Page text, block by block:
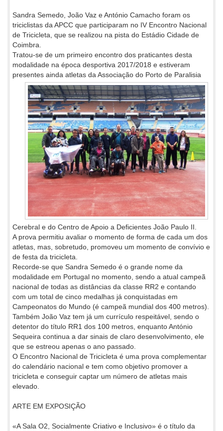
Sandra Semedo, João Vaz e António Camacho foram os
triciclistas da APCC que participaram no IV Encontro Nacional
de Tricicleta, que se realizou na pista do Estádio Cidade de
Coimbra.
Tratou-se de um primeiro encontro dos praticantes desta
modalidade na época desportiva 2017/2018 e estiveram
presentes ainda atletas da Associação do Porto de Paralisia
Cerebral e do Centro de Apoio a Deficientes João Paulo II.
A prova permitiu avaliar o momento de forma de cada um dos
atletas, mas, sobretudo, promoveu um momento de convívio e
de festa da tricicleta.
Recorde-se que Sandra Semedo é o grande nome da
modalidade em Portugal no momento, sendo a atual campeã
nacional de todas as distâncias da classe RR2 e contando
com um total de cinco medalhas já conquistadas em
Campeonatos do Mundo (é campeã mundial dos 400 metros).
Também João Vaz tem já um currículo respeitável, sendo o
detentor do título RR1 dos 100 metros, enquanto António
Sequeira continua a dar sinais de claro desenvolvimento, ele
que se estreou apenas o ano passado.
O Encontro Nacional de Tricicleta é uma prova complementar
do calendário nacional e tem como objetivo promover a
tricicleta e conseguir captar um número de atletas mais
elevado.
ARTE EM EXPOSIÇÃO
«A Sala O2, Socialmente Criativo e Inclusivo» é o título da